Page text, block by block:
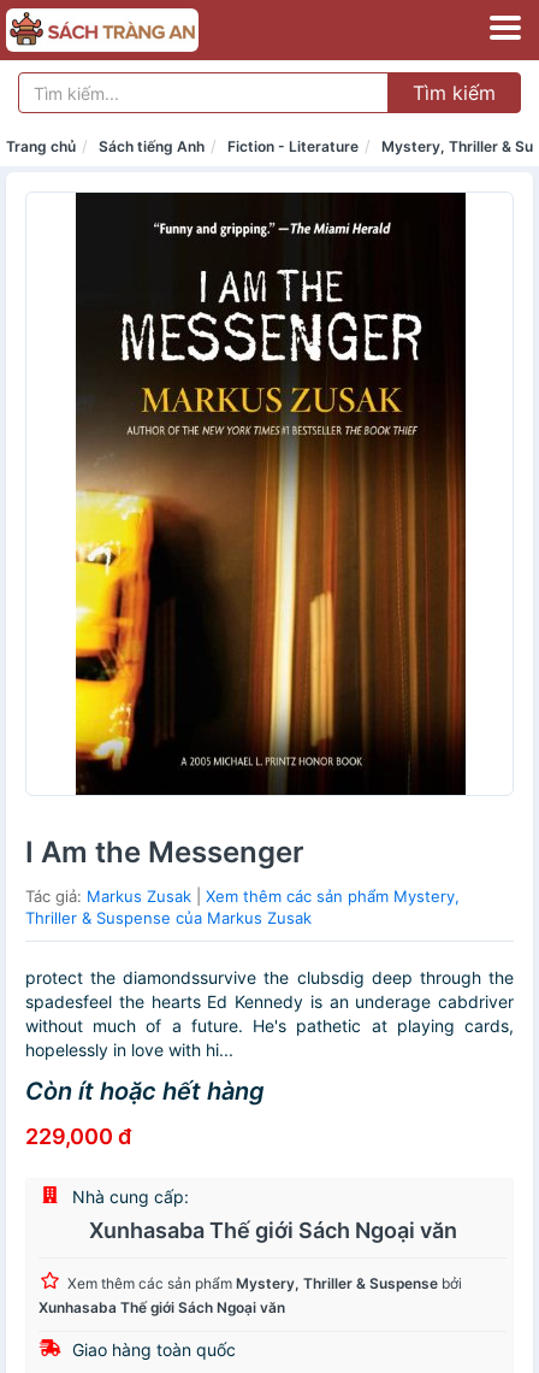
Tìm kiếm
Trang chủ Sách tiếng Anh Fiction - Literature Mystery, Thriller &
I Am the Messenger
Tác giả: Markus Zusak
Xem thêm các sản phẩm Mystery,
Thriller & Suspense của Markus Zusak
protect the diamondssurvive the clubsdig deep through the
spadesfeel the hearts Ed Kennedy is an underage cabdriver
without much of a future. He's pathetic at playing cards,
hopelessly in love with hi...
Còn ít hoặc hết hàng
229,000 đ
Nhà cung cấp:
Xunhasaba Thế giới Sách Ngoại văn
Xem thêm các sản phẩm Mystery, Thriller & Suspense bởi
Xunhasaba Thế giới Sách Ngoại văn
Giao hàng toàn quốc